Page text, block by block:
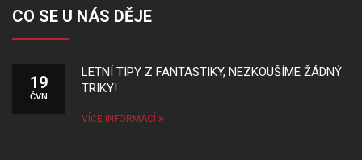
CO SE U NÁS DĚJE
19
ČVN
LETNÍ TIPY Z FANTASTIKY, NEZKOUŠÍME ŽÁDNÝ
TRIKY!
VÍCE INFORMACÍ